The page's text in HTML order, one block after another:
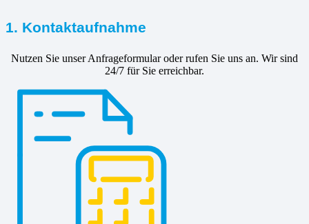
1. Kontaktaufnahme
Nutzen Sie unser Anfrageformular oder rufen Sie uns an. Wir sind
24/7 für Sie erreichbar.